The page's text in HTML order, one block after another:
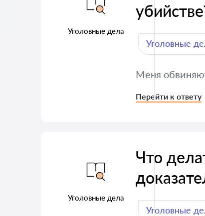
Уголовные дела
Уголовные
Меня
Перейти к ответу
Уголовные дела
Что
Уголовные